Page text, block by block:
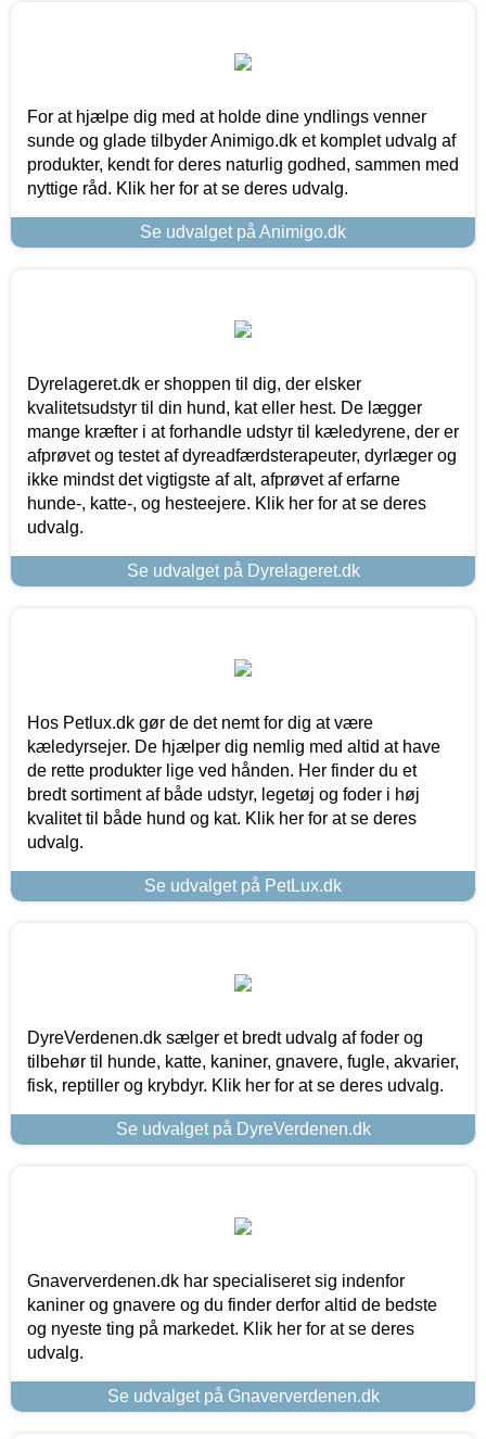
For at hjælpe dig med at holde dine yndlings venner
sunde og glade tilbyder Animigo.dk et komplet udvalg af
produkter, kendt for deres naturlig godhed, sammen med
nyttige råd. Klik her for at se deres udvalg.
Se udvalget på Animigo.dk
Dyrelageret.dk er shoppen til dig, der elsker
kvalitetsudstyr til din hund, kat eller hest. De lægger
mange kræfter i at forhandle udstyr til kæledyrene, der er
afprøvet og testet af dyreadfærdsterapeuter, dyrlæger og
ikke mindst det vigtigste af alt, afprøvet af erfarne
hunde-, katte-, og hesteejere. Klik her for at se deres
udvalg.
Se udvalget på Dyrelageret.dk
Hos Petlux.dk gør de det nemt for dig at være
kæledyrsejer. De hjælper dig nemlig med altid at have
de rette produkter lige ved hånden. Her finder du et
bredt sortiment af både udstyr, legetøj og foder i høj
kvalitet til både hund og kat. Klik her for at se deres
udvalg.
Se udvalget på PetLux.dk
DyreVerdenen.dk sælger et bredt udvalg af foder og
tilbehør til hunde, katte, kaniner, gnavere, fugle, akvarier,
fisk, reptiller og krybdyr. Klik her for at se deres udvalg.
Se udvalget på DyreVerdenen.dk
Gnaververdenen.dk har specialiseret sig indenfor
kaniner og gnavere og du finder derfor altid de bedste
og nyeste ting på markedet. Klik her for at se deres
udvalg.
Se udvalget på Gnaververdenen.dk